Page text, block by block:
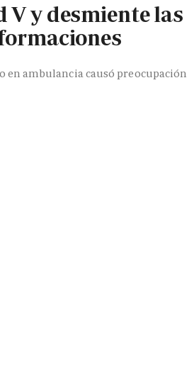
V y desmiente las
en ambulancia causó preocupación